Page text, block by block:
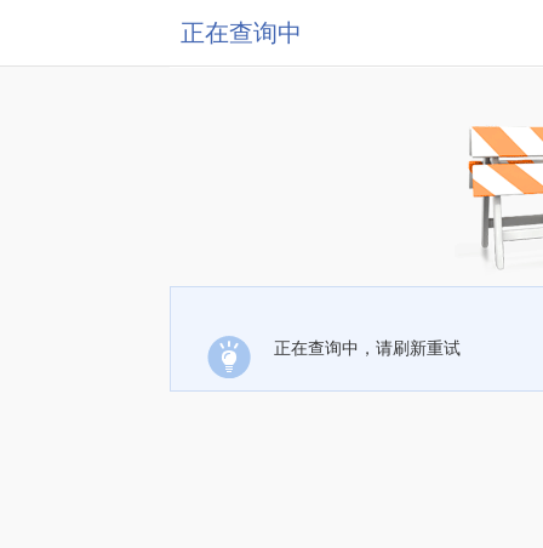
正在查询中
正在查询中，请刷新重试